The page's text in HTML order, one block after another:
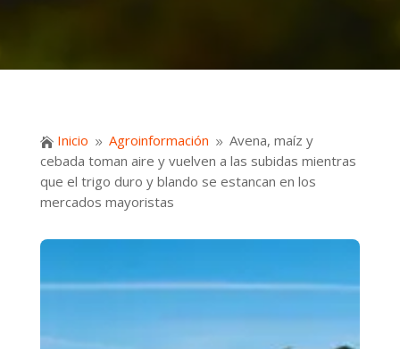
 Inicio 9 Agroinformación 9 Avena, maíz y
cebada toman aire y vuelven a las subidas mientras
que el trigo duro y blando se estancan en los
mercados mayoristas